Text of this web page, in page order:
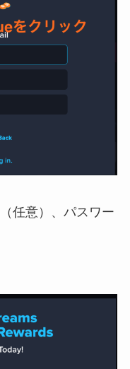
任意）、パスワー